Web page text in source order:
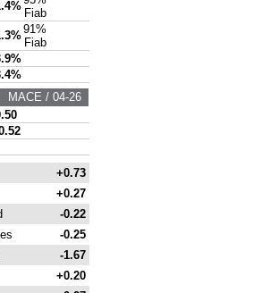
Fiab
91%
Fiab
MACE / 04-26
+0.73
+0.27
-0.22
-0.25
-1.67
+0.20